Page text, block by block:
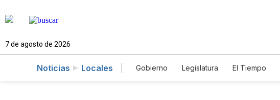
7 de agosto de 2026
Noticias Locales Gobierno Legislatura El Tiempo